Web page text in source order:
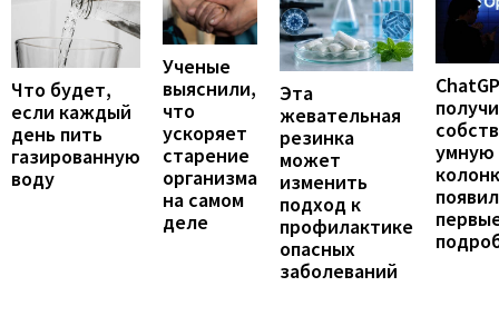
Что будет,
если каждый
день пить
газированную
воду
Ученые
выяснили,
что
ускоряет
старение
организма
на самом
деле
Эта
жевательная
резинка
может
изменить
подход к
профилактике
опасных
заболеваний
умную